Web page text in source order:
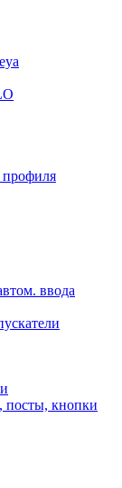
ввода
посты, кнопки